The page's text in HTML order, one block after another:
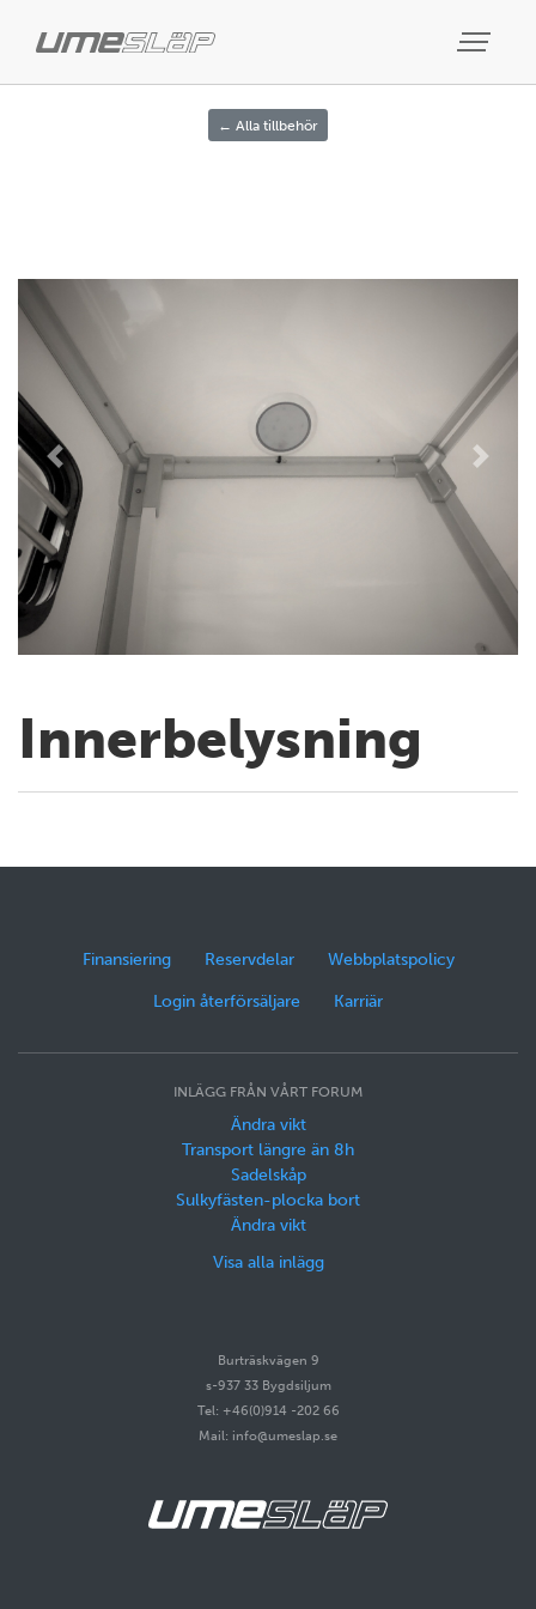
← Alla tillbehör
Previous Next
Innerbelysning
Finansiering Reservdelar Webbplatspolicy
Login återförsäljare Karriär
INLÄGG FRÅN VÅRT FORUM
Ändra vikt
Transport längre än 8h
Sadelskåp
Sulkyfästen-plocka bort
Ändra vikt
Visa alla inlägg
Burträskvägen 9
s-937 33 Bygdsiljum
Tel: +46(0)914 -202 66
Mail: info@umeslap.se